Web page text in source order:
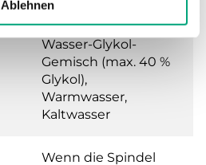
Ablehnen
Wasser-Glykol-
Gemisch (max. 40 %
Glykol),
Warmwasser,
Kaltwasser
Wenn die Spindel